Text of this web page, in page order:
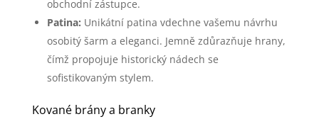
obchodní zástupce.
Patina: Unikátní patina vdechne vašemu návrhu
osobitý šarm a eleganci. Jemně zdůrazňuje hrany,
čímž propojuje historický nádech se
sofistikovaným stylem.
Kované brány a branky